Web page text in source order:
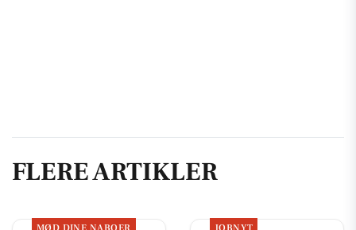
FLERE ARTIKLER